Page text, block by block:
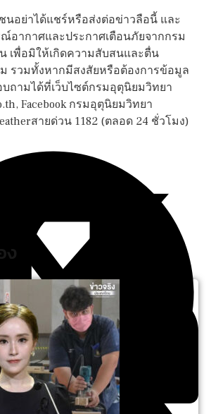
นอย่าได้แชร์หรือส่งต่อข่าวลือนี้ และ
อากาศและประกาศเตือนภัยจากกรม
เพื่อมิให้เกิดความสับสนและตื่น
รวมทั้งหากมีสงสัยหรือต้องการข้อมูล
บถามได้ที่เว็บไซต์กรมอุตุนิยมวิทยา
Facebook กรมอุตุนิยมวิทยา
สายด่วน 1182 (ตลอด 24 ชั่วโมง)
ง